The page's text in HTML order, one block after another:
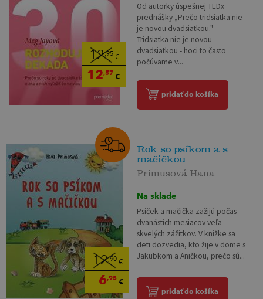
12,95 €
12,57 €
Od autorky úspešnej TEDx
prednášky „Prečo tridsiatka nie
je novou dvadsiatkou."
Tridsiatka nie je novou
dvadsiatkou - hoci to často
počúvame v...
pridať do košíka
12,90€
6,95€
Rok so psíkom a s
mačičkou
Primusová Hana
Na sklade
Psíček a mačička zažijú počas
dvanástich mesiacov veľa
skvelých zážitkov. V knižke sa
deti dozvedia, kto žije v dome s
Jakubkom a Aničkou, prečo sú...
pridať do košíka